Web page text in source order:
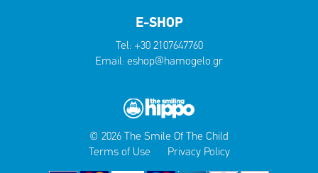
E-SHOP
Tel: +30 2107647760
Email: eshop@hamogelo.gr
© 2026 The Smile Of The Child
Terms of Use
Privacy Policy